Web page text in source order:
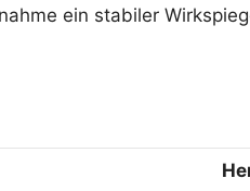
ein stabiler